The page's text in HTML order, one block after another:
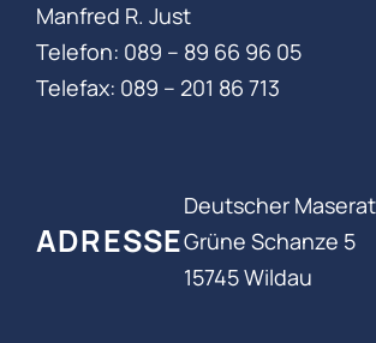
ADRESSE
Deutscher
Grüne Schanze 5
15745 Wildau
Manfred R. Just
Telefon: 089 – 89 66 96 05‬
Telefax: 089 – 201 86 713